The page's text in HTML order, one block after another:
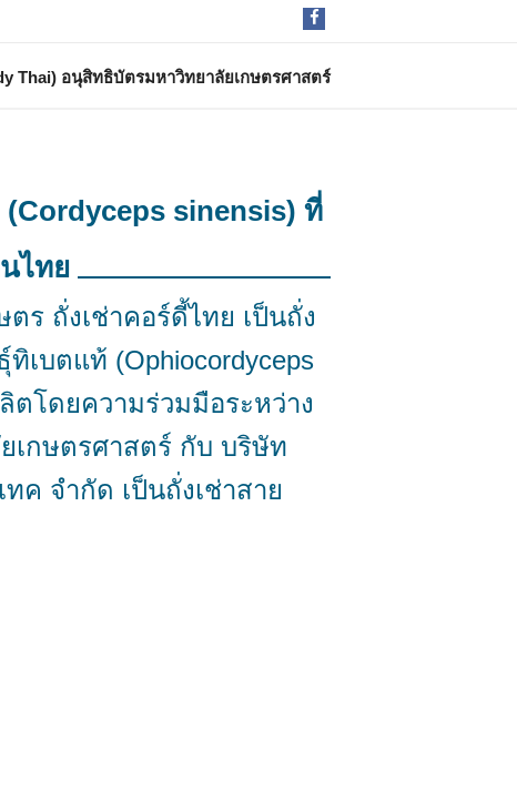
Thai) อนุสิทธิบัตรมหาวิทยาลัยเกษตรศาสตร์
sinensis) ที่
ไทย
ตร ถั่งเช่าคอร์ดี้ไทย เป็นถั่ง
ทิเบตแท้ (Ophiocordyceps
ตโดยความร่วมมือระหว่าง
เกษตรศาสตร์ กับ บริษัท
ทค จำกัด เป็นถั่งเช่าสาย